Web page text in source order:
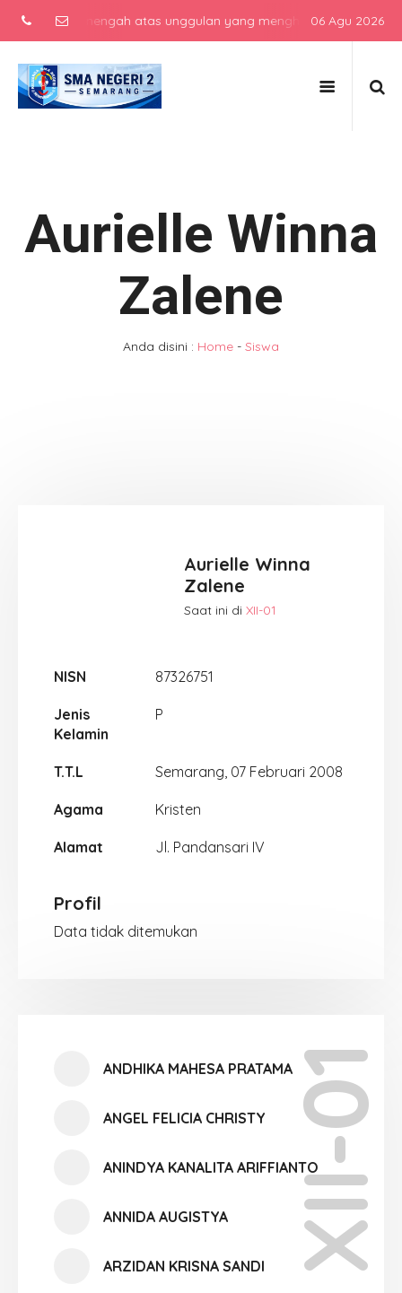
menengah atas unggulan yang menghasilkan lulusan
06 Agu 2026
Aurielle Winna
Zalene
Anda disini : Home - Siswa
Aurielle Winna
Zalene
Saat ini diXII-01
NISN 87326751
Jenis
Kelamin
P
T.T.L Semarang, 07 Februari 2008
Agama Kristen
Alamat Jl. Pandansari IV
Profil
Data tidak ditemukan
XII-01
ANDHIKA MAHESA PRATAMA
ANGEL FELICIA CHRISTY
ANINDYA KANALITA ARIFFIANTO
ANNIDA AUGISTYA
ARZIDAN KRISNA SANDI